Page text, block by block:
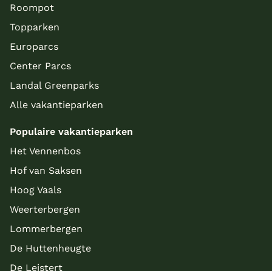
Roompot
Topparken
Europarcs
Center Parcs
Landal Greenparks
Alle vakantieparken
Populaire vakantieparken
Het Vennenbos
Hof van Saksen
Hoog Vaals
Weerterbergen
Lommerbergen
De Huttenheugte
De Leistert